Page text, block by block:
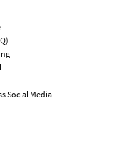
Social Media